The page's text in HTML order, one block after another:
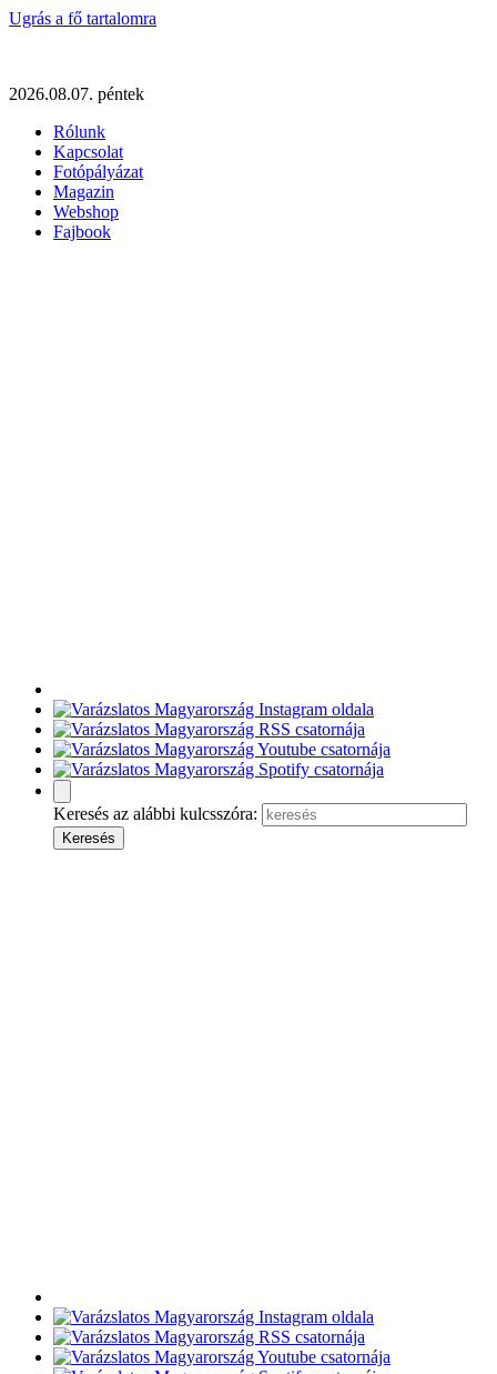
Ugrás a fő tartalomra
2026.08.07. péntek
Rólunk
Kapcsolat
Fotópályázat
Magazin
Webshop
Fajbook
Keresés az alábbi kulcsszóra: